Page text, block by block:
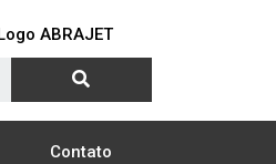
ABRAJET
Contato